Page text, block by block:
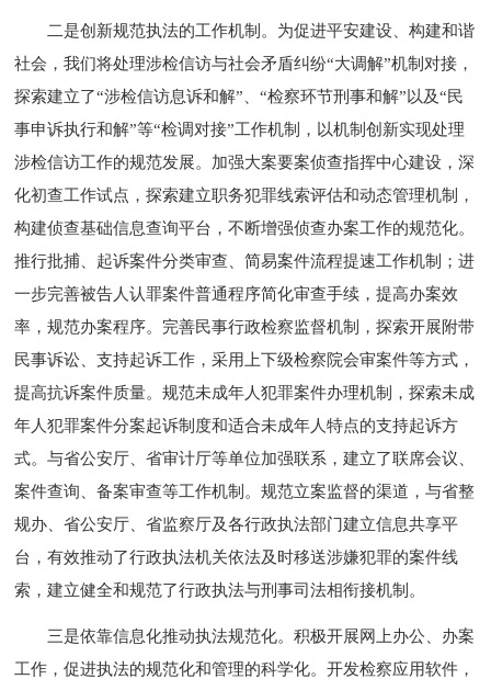
二是创新规范执法的工作机制。为促进平安建设、构建和谐
社会，我们将处理涉检信访与社会矛盾纠纷“大调解”机制对接，
探索建立了“涉检信访息诉和解”、“检察环节刑事和解”以及“民
事申诉执行和解”等“检调对接”工作机制，以机制创新实现处理
涉检信访工作的规范发展。加强大案要案侦查指挥中心建设，深
化初查工作试点，探索建立职务犯罪线索评估和动态管理机制，
构建侦查基础信息查询平台，不断增强侦查办案工作的规范化。
推行批捕、起诉案件分类审查、简易案件流程提速工作机制；进
一步完善被告人认罪案件普通程序简化审查手续，提高办案效
率，规范办案程序。完善民事行政检察监督机制，探索开展附带
民事诉讼、支持起诉工作，采用上下级检察院会审案件等方式，
提高抗诉案件质量。规范未成年人犯罪案件办理机制，探索未成
年人犯罪案件分案起诉制度和适合未成年人特点的支持起诉方
式。与省公安厅、省审计厅等单位加强联系，建立了联席会议、
案件查询、备案审查等工作机制。规范立案监督的渠道，与省整
规办、省公安厅、省监察厅及各行政执法部门建立信息共享平
台，有效推动了行政执法机关依法及时移送涉嫌犯罪的案件线
索，建立健全和规范了行政执法与刑事司法相衔接机制。
三是依靠信息化推动执法规范化。积极开展网上办公、办案
工作，促进执法的规范化和管理的科学化。开发检察应用软件，